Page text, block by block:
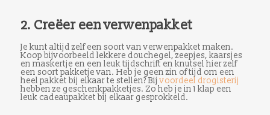
2. Creëer een verwenpakket
Je kunt altijd zelf een soort van verwenpakket maken.
Koop bijvoorbeeld lekkere douchegel, zeepjes, kaarsjes
en maskertje en een leuk tijdschrift en knutsel hier zelf
een soort pakketje van. Heb je geen zin of tijd om een
heel pakket bij elkaar te stellen? Bijvoordeel drogisterij
hebben ze geschenkpakketjes. Zo heb je in 1 klap een
leuk cadeaupakket bij elkaar gesprokkeld.